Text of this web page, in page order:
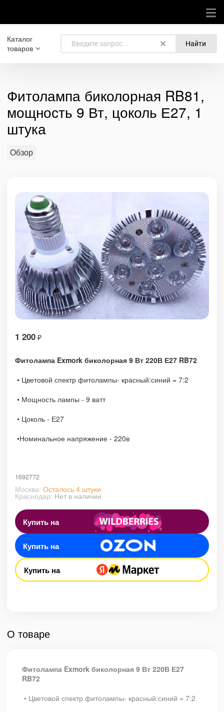
Каталог
товаров
Найти
Фитолампа биколорная RB81,
мощность 9 Вт, цоколь Е27, 1
штука
Обзор
1 200 ₽
Фитолампа Exmork биколорная 9 Вт 220В Е27 RB72
• Цветовой спектр фитолампы- красный:синий = 7:2
• Мощность лампы - 9 ватт
• Цоколь - Е27
•Номинальное напряжение - 220в
1692772
Москва: Осталось 4 штуки
Краснодар: Нет в наличии
Купить на
Купить на
Купить на
О товаре
Фитолампа Exmork биколорная 9 Вт 220В Е27
RB72
• Цветовой спектр фитолампы- красный:синий = 7:2